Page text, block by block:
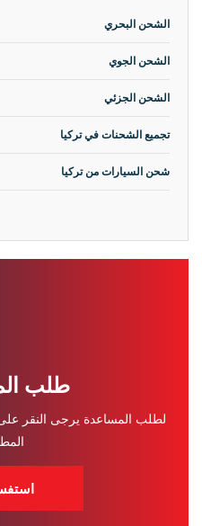
الشحن البحري
الشحن الجوي
الشحن الجزئي
تجميع الشحنات في تركيا
شحن السيارات من تركيا
طلب
لطلب المساعدة يرجى النقر